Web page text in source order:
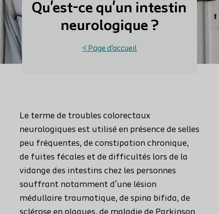
Qu'est-ce qu'un intestin
neurologique ?
< Page d'accueil
Le terme de troubles colorectaux
neurologiques est utilisé en présence de selles
peu fréquentes, de constipation chronique,
de fuites fécales et de difficultés lors de la
vidange des intestins chez les personnes
souffrant notamment d’une lésion
médullaire traumatique, de spina bifida, de